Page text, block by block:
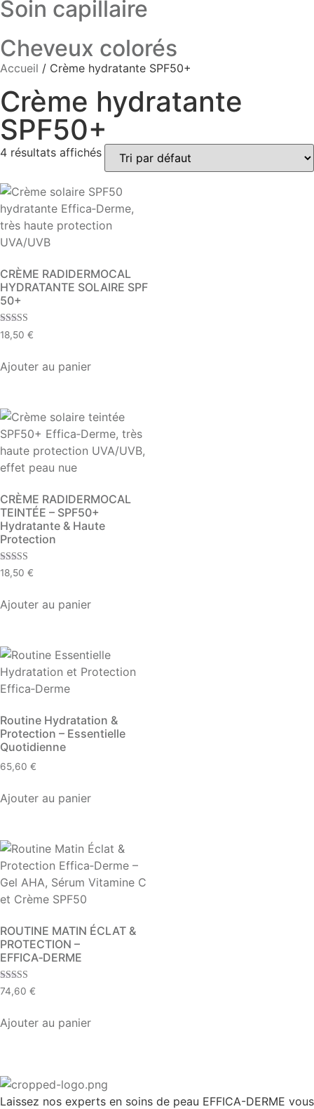
Soin capillaire
Cheveux colorés
Accueil / Crème hydratante SPF50+
Crème hydratante
SPF50+
4 résultats affichés
CRÈME RADIDERMOCAL
HYDRATANTE SOLAIRE SPF
50+
Note
4.72
18,50 €
Ajouter au panier
CRÈME RADIDERMOCAL
TEINTÉE – SPF50+
Hydratante & Haute
Protection
Note
4.19
18,50 €
Ajouter au panier
Routine Hydratation &
Protection – Essentielle
Quotidienne
65,60 €
Ajouter au panier
ROUTINE MATIN ÉCLAT &
PROTECTION –
EFFICA‑DERME​
Note
5.00
74,60 €
Ajouter au panier
Laissez nos experts en soins de peau EFFICA-DERME vous